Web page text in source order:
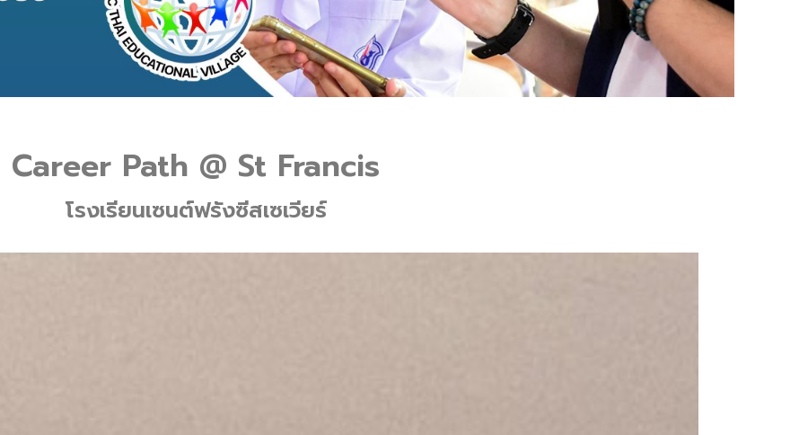
Career Path @ St Francis
โรงเรียนเซนต์ฟรังซีสเซเวียร์